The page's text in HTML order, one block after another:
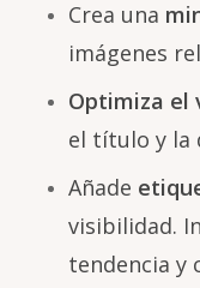
Crea una
imágenes
Optimiza el
el título y la
Añade
visibilidad.
tendencia y